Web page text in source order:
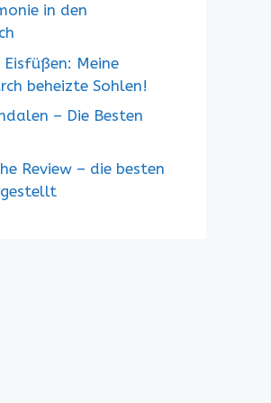
in den
Meine
beheizte Sohlen!
– Die Besten
Review – die besten